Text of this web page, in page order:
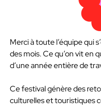
Merci à toute l’équipe qui
des mois. Ce qu’on vit en
d’une année entière de
Ce festival génère des
culturelles et touristiques